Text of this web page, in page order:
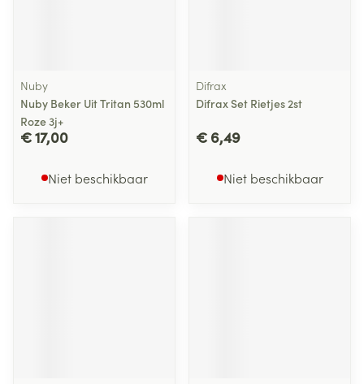
Nuby
Nuby Beker Uit Tritan 530ml
Roze 3j+
€ 17,00
Niet beschikbaar
Difrax
Difrax Set Rietjes 2st
€ 6,49
Niet beschikbaar